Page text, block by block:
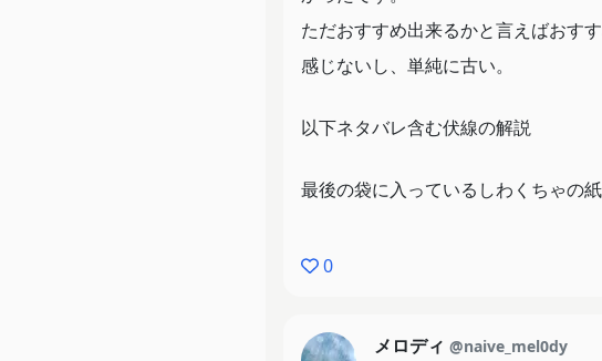
ただおすすめ出来るかと言えばおす
感じないし、単純に古い。
以下ネタバレ含む伏線の解説
最後の袋に入っているしわくちゃの
0
メロディ @naive_mel0dy